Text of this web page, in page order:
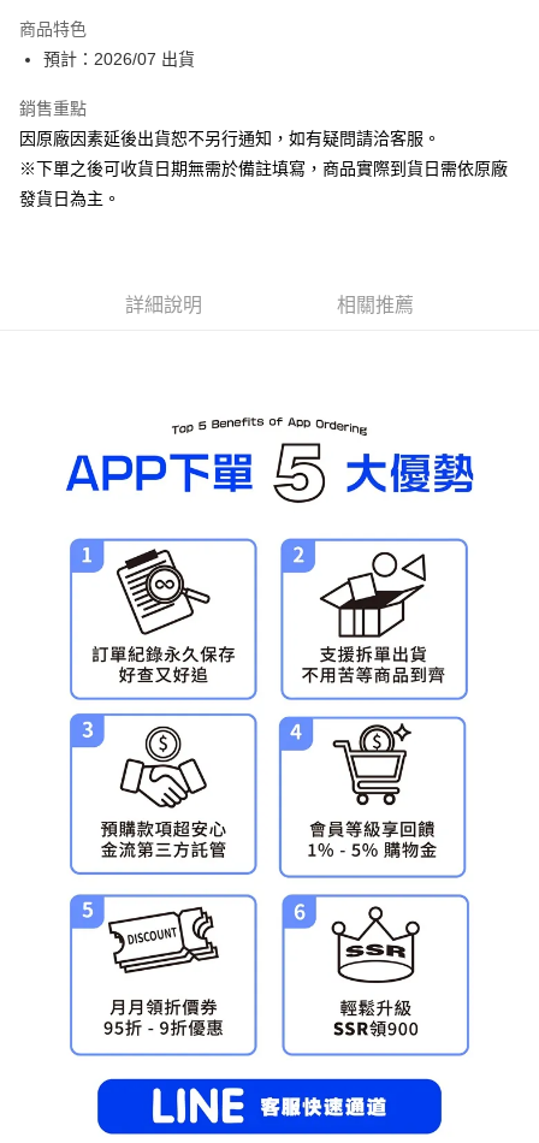
ATM付款
運送方式
預購-全家取貨付款(舊)
預購-7-11取貨付款(舊)
每筆NT$90，滿NT$3,000(含以上)免運費
預購-宅配(舊)
每筆NT$120，滿NT$3,000(含以上)免運費
預購-宅配(離島)(舊)
每筆NT$160，滿NT$3,000(含以上)免運費
東海門市自取，需自備購物袋取貨唷。
商品特色
預計：2026/07 出貨
銷售重點
因原廠因素延後出貨恕不另行通知，如有疑問請洽客服。
※下單之後可收貨日期無需於備註填寫，商品實際到貨日需依原廠
發貨日為主。
詳細說明 相關推薦